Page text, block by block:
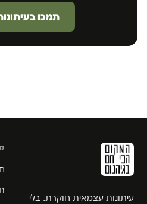
תמכו
עיתונות עצמאית חוקרת. בלי